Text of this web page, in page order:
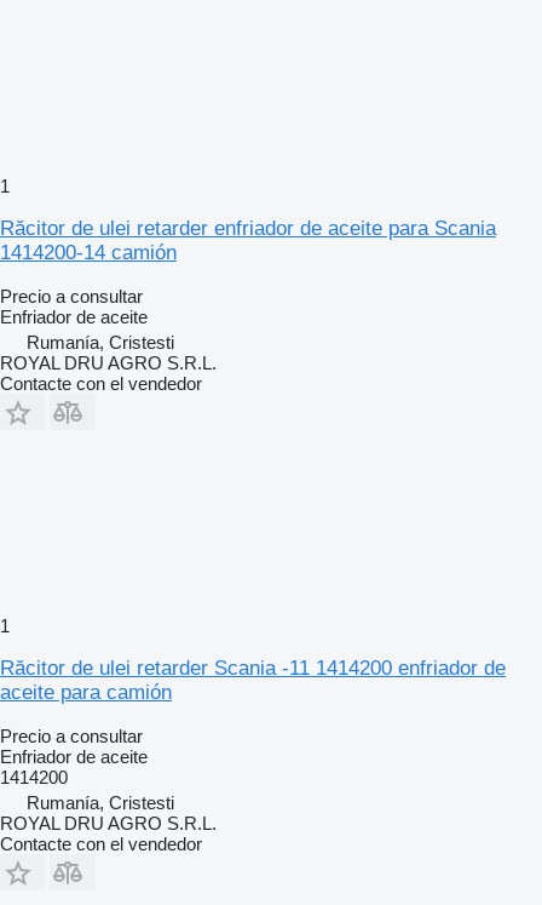
1
Răcitor de ulei retarder enfriador de aceite para Scania
1414200-14 camión
Precio a consultar
Enfriador de aceite
Rumanía, Cristesti
ROYAL DRU AGRO S.R.L.
Contacte con el vendedor
1
Răcitor de ulei retarder Scania -11 1414200 enfriador de
aceite para camión
Precio a consultar
Enfriador de aceite
1414200
Rumanía, Cristesti
ROYAL DRU AGRO S.R.L.
Contacte con el vendedor